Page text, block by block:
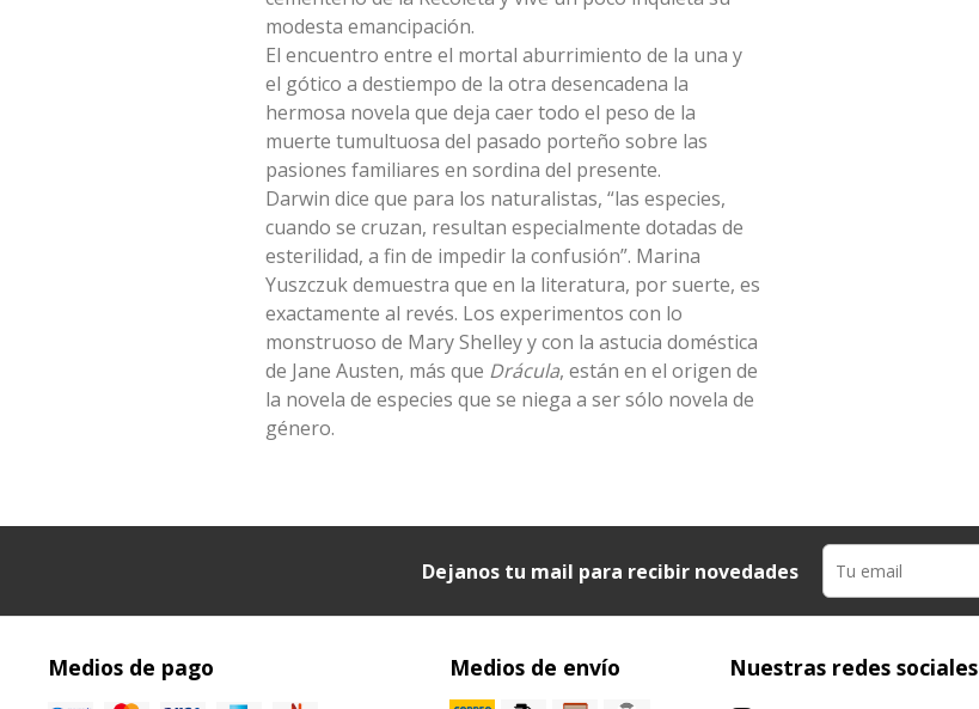
modesta emancipación.
El encuentro entre el mortal aburrimiento de la una y
el gótico a destiempo de la otra desencadena la
hermosa novela que deja caer todo el peso de la
muerte tumultuosa del pasado porteño sobre las
pasiones familiares en sordina del presente.
Darwin dice que para los naturalistas, “las especies,
cuando se cruzan, resultan especialmente dotadas de
esterilidad, a fin de impedir la confusión”. Marina
Yuszczuk demuestra que en la literatura, por suerte, es
exactamente al revés. Los experimentos con lo
monstruoso de Mary Shelley y con la astucia doméstica
de Jane Austen, más que Drácula, están en el origen de
la novela de especies que se niega a ser sólo novela de
género.
Dejanos tu mail para recibir novedades
Medios de pago Medios de envío Nuestras redes sociales